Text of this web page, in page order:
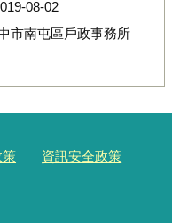
08-02
市南屯區戶政事務所
策 資訊安全政策